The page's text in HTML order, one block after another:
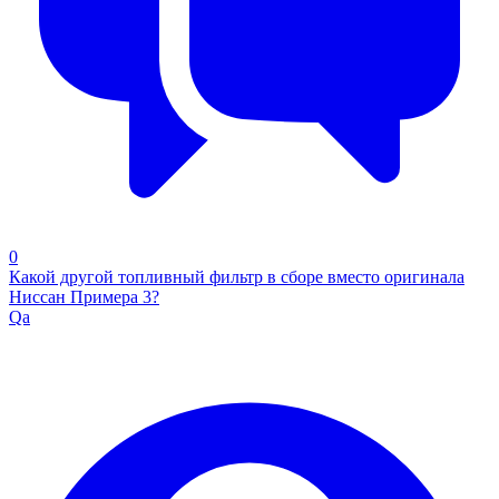
0
Какой другой топливный фильтр в сборе вместо оригинала
Ниссан Примера 3?
Qa